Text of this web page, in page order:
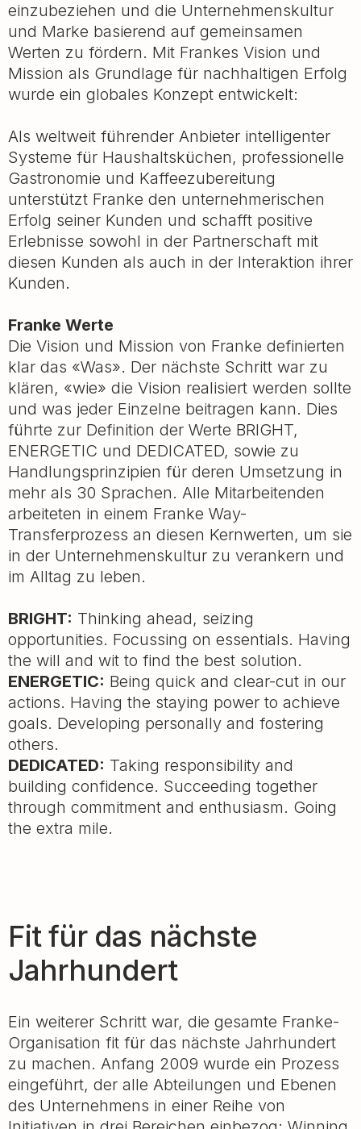
einzubeziehen und die Unternehmenskultur
und Marke basierend auf gemeinsamen
Werten zu fördern. Mit Frankes Vision und
Mission als Grundlage für nachhaltigen Erfolg
wurde ein globales Konzept entwickelt:
Als weltweit führender Anbieter intelligenter
Systeme für Haushaltsküchen, professionelle
Gastronomie und Kaffeezubereitung
unterstützt Franke den unternehmerischen
Erfolg seiner Kunden und schafft positive
Erlebnisse sowohl in der Partnerschaft mit
diesen Kunden als auch in der Interaktion ihrer
Kunden.
Franke Werte
Die Vision und Mission von Franke definierten
klar das «Was». Der nächste Schritt war zu
klären, «wie» die Vision realisiert werden sollte
und was jeder Einzelne beitragen kann. Dies
führte zur Definition der Werte BRIGHT,
ENERGETIC und DEDICATED, sowie zu
Handlungsprinzipien für deren Umsetzung in
mehr als 30 Sprachen. Alle Mitarbeitenden
arbeiteten in einem Franke Way-
Transferprozess an diesen Kernwerten, um sie
in der Unternehmenskultur zu verankern und
im Alltag zu leben.
BRIGHT: Thinking ahead, seizing
opportunities. Focussing on essentials. Having
the will and wit to find the best solution.
ENERGETIC: Being quick and clear-cut in our
actions. Having the staying power to achieve
goals. Developing personally and fostering
others.
DEDICATED: Taking responsibility and
building confidence. Succeeding together
through commitment and enthusiasm. Going
the extra mile.
Fit für das nächste
Jahrhundert
Ein weiterer Schritt war, die gesamte Franke-
Organisation fit für das nächste Jahrhundert
zu machen. Anfang 2009 wurde ein Prozess
eingeführt, der alle Abteilungen und Ebenen
des Unternehmens in einer Reihe von